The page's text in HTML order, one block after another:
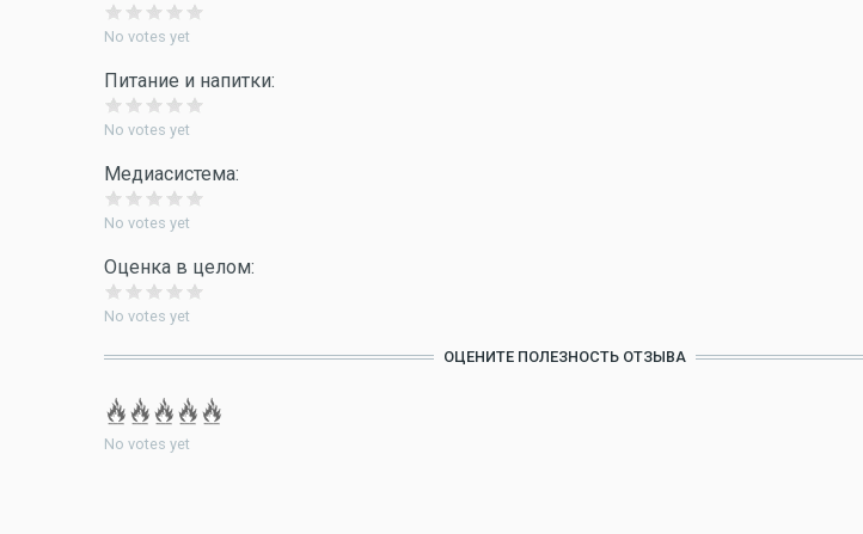
No votes yet
Питание и напитки:
No votes yet
Медиасистема:
No votes yet
Оценка в целом:
No votes yet
ОЦЕНИТЕ ПОЛЕЗНОСТЬ ОТЗЫВА
No votes yet